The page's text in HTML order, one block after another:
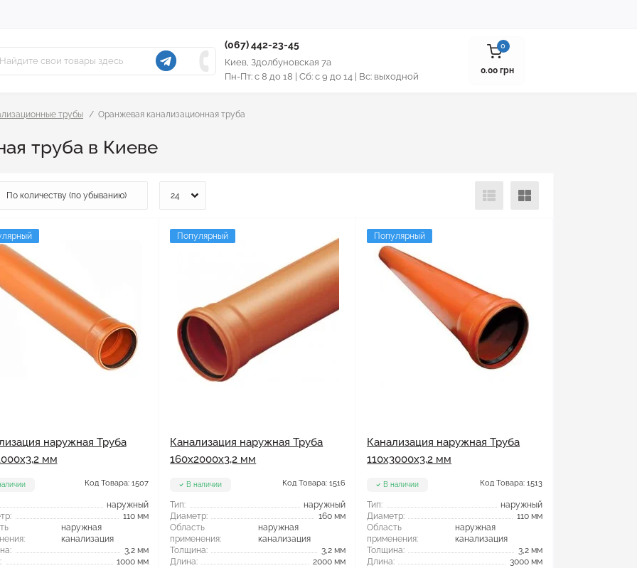
(067) 442-23-45
Киев, Здолбуновская 7а
Пн-Пт: с 8 до 18 | Сб: с 9 до 14 | Вс: выходной
0
0.00 грн
трубы Оранжевая канализационная труба
труба в Киеве
наружная Труба
мм
Код Товара: 1507
наружный
110 мм
наружная
канализация
3,2 мм
1000 мм
Популярный
Канализация наружная Труба
160x2000x3,2 мм
В наличии Код Товара: 1516
Тип:
наружный
Диаметр:
160 мм
Область
применения:
наружная
канализация
Толщина:
3,2 мм
Длина:
2000 мм
Популярный
Канализация наружная Труба
110x3000x3,2 мм
В наличии Код Товара: 1513
Тип:
наружный
Диаметр:
110 мм
Область
применения:
наружная
канализация
Толщина:
3,2 мм
Длина:
3000 мм